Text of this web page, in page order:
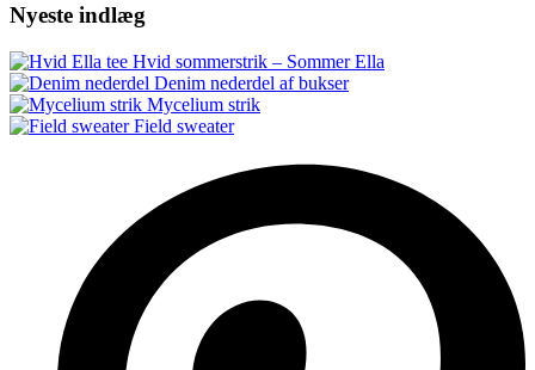
Nyeste indlæg
Hvid sommerstrik – Sommer Ella
Denim nederdel af bukser
Mycelium strik
Field sweater